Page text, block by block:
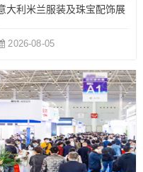
大利米兰服装及珠宝配饰展
2026-08-05